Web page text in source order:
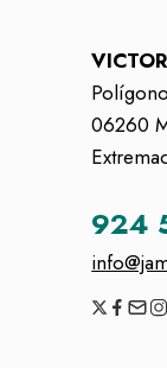
06260
924